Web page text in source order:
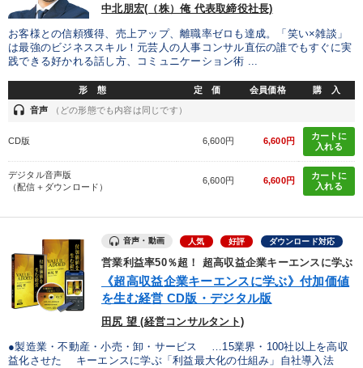
業種
製造業 卸売・小売・飲食業 建設・不動産業
IT・サービス・金融業 コンサルタント 専門家
キーワード
老舗企業 健康・ウェルビーイング
※「更新」を押すと「テーマ」「キーワード」を更新いただけます。
経営音声・動画を探す
全国経営者セミナー収録物以外の経営教材（全762タイトル）からお探
しいただけます
中北朋宏(（株）俺 代表取締役社長)
お客様との信頼獲得、売上アップ、離職率ゼロも達成。「笑い×雑談」
は最強のビジネススキル！元芸人の人事コンサル直伝の誰でもすぐに実
践できる好かれる話し方、コミュニケーション術 ...
形 態 定 価 会員価格 購 入
headset 音声 （どの形態でも内容は同じです）
CD版 6,600円 6,600円
カートに
入れる
デジタル音声版
（配信＋ダウンロード）
6,600円 6,600円
カートに
入れる
音声・動画 人気 好評 ダウンロード対応
営業利益率50％超！ 超高収益企業キーエンスに学ぶ
《超高収益企業キーエンスに学ぶ》付加価値
を生む経営 CD版・デジタル版
田尻 望 (経営コンサルタント)
●製造業・不動産・小売・卸・サービス …15業界・100社以上を高収
益化させた キーエンスに学ぶ「利益最大化の仕組み」自社導入法